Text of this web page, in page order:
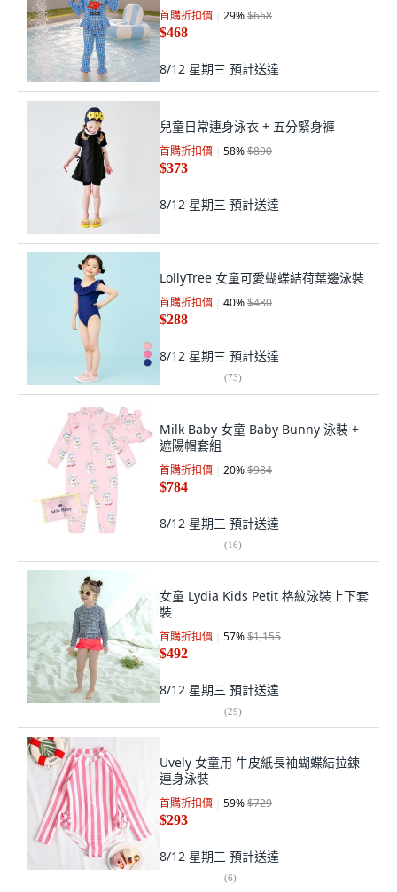
首購折扣價 29%$668
$468
8/12 星期三 預計送達
兒童日常連身泳衣 + 五分緊身褲
首購折扣價 58%$890
$373
8/12 星期三 預計送達
LollyTree 女童可愛蝴蝶結荷葉邊泳裝
首購折扣價 40%$480
$288
8/12 星期三 預計送達
(73)
Milk Baby 女童 Baby Bunny 泳裝 +
遮陽帽套組
首購折扣價 20%$984
$784
8/12 星期三 預計送達
(16)
女童 Lydia Kids Petit 格紋泳裝上下套
裝
首購折扣價 57%$1,155
$492
8/12 星期三 預計送達
(29)
Uvely 女童用 牛皮紙長袖蝴蝶結拉鍊
連身泳裝
首購折扣價 59%$729
$293
8/12 星期三 預計送達
(6)